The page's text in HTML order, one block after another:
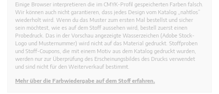
Einige Browser interpretieren die im CMYK-Profil gespeicherten Farben falsch.
Wir können auch nicht garantieren, dass jedes Design vom Katalog „nahtlos”
wiederholt wird. Wenn du das Muster zum ersten Mal bestellst und sicher
sein möchtest, wie es auf dem Stoff aussehen wird, bestell zuerst einen
Probedruck. Das in der Vorschau angezeigte Wasserzeichen (Adobe Stock-
Logo und Musternummer) wird nicht auf das Material gedruckt. Stoffproben
und Stoff-Coupons, die mit einem Motiv aus dem Katalog gedruckt wurden,
werden nur zur Überprüfung des Erscheinungsbildes des Drucks verwendet
und sind nicht für den Weiterverkauf bestimmt.
Mehr über die Farbwiedergabe auf dem Stoff erfahren.